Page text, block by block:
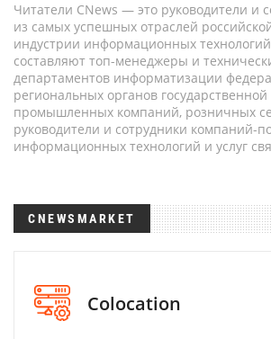
Читатели CNews — это руководители и
из самых успешных отраслей
индустрии информационных
составляют топ-менеджеры и
департаментов информатизации
региональных органов государственной
промышленных компаний, розничных
руководители и сотрудники компаний-
информационных технологий и услуг
CNEWSMARKET
Colocation